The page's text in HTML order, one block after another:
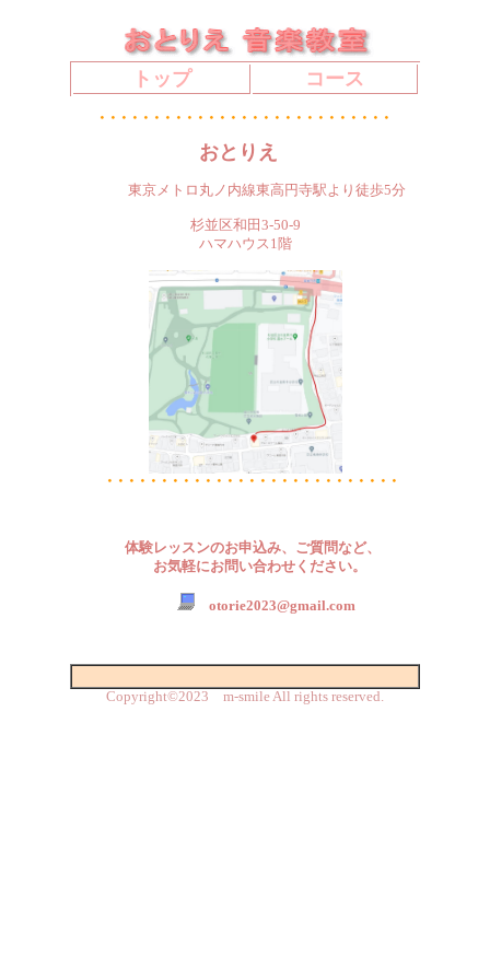
トップ コース
おとりえ
東京メトロ丸ノ内線東高円寺駅より徒歩5分
杉並区和田3-50-9
ハマハウス1階
体験レッスンのお申込み、ご質問など、
お気軽にお問い合わせください。
otorie2023@gmail.com
Copyright©2023 m-smile All rights reserved.